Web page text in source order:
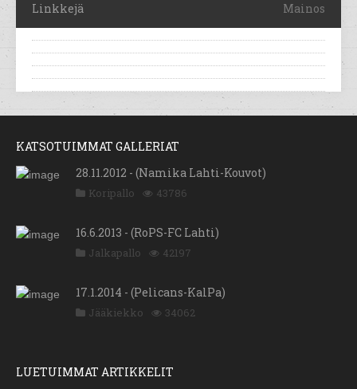
Linkkejä Mainos
KATSOTUIMMAT GALLERIAT
28.11.2012 - (Namika Lahti-Kouvot)
Koripallo 43786
16.6.2013 - (RoPS-FC Lahti)
Jalkapallo 42197
17.1.2014 - (Pelicans-KalPa)
Jääkiekko 34062
LUETUIMMAT ARTIKKELIT